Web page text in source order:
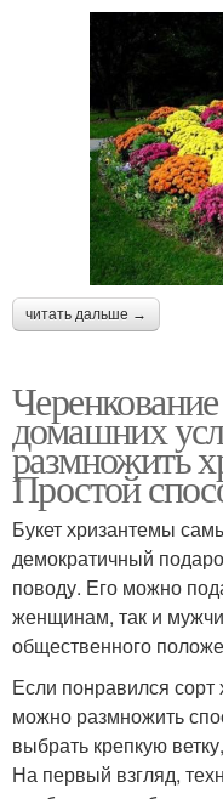
читать дальше →
домашних
размножить
Простой
Букет хризантемы
демократичный
поводу. Его можно
женщинам, так и
общественного
Если понравился сорт
можно размножить
выбрать крепкую
На первый взгляд,